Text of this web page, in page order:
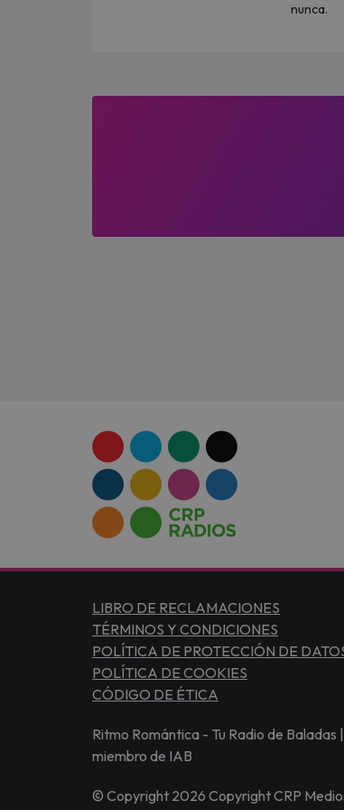
nunca.
LIBRO DE RECLAMACIONES
TÉRMINOS Y CONDICIONES
POLÍTICA DE PROTECCIÓN DE
POLÍTICA DE COOKIES
CÓDIGO DE ÉTICA
Ritmo Romántica - Tu Radio de
miembro de IAB
© Copyright 2026 Copyright CRP